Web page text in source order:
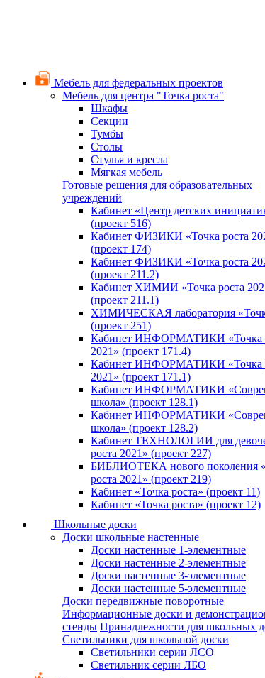
Мебель для федеральных проектов
Мебель для центра "Точка роста"
Шкафы
Секции
Тумбы
Столы
Стулья и кресла
Мягкая мебель
Готовые решения для образовательных
учреждений
Кабинет «Центр детских
(проект 516)
Кабинет ФИЗИКИ «Точка роста
(проект 174)
Кабинет ФИЗИКИ «Точка роста
(проект 211.2)
Кабинет ХИМИИ «Точка роста
(проект 211.1)
ХИМИЧЕСКАЯ лаборатория
(проект 251)
Кабинет ИНФОРМАТИКИ «Точка
2021» (проект 171.4)
Кабинет ИНФОРМАТИКИ «Точка
2021» (проект 171.1)
Кабинет ИНФОРМАТИКИ
школа» (проект 128.1)
Кабинет ИНФОРМАТИКИ
школа» (проект 128.2)
Кабинет ТЕХНОЛОГИИ для
роста 2021» (проект 227)
БИБЛИОТЕКА нового поколения
роста 2021» (проект 219)
Кабинет «Точка роста» (проект 11)
Кабинет «Точка роста» (проект 12)
Школьные доски
Доски школьные настенные
Доски настенные 1-элементные
Доски настенные 2-элементные
Доски настенные 3-элементные
Доски настенные 5-элементные
Доски передвижные поворотные
Информационные доски и
стенды Принадлежности для школьных
Светильники для школьной доски
Светильники серии ЛСО
Светильник серии ЛБО